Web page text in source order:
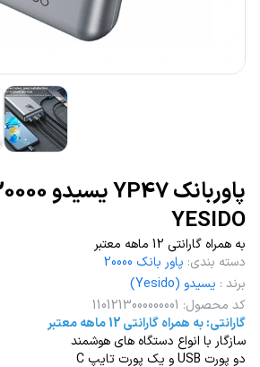
YESIDO
به همراه گارانتی 12 ماهه معتبر
دسته بندی: پاور بانک 20000
برند : یسیدو (Yesido)
کد محصول:
1101213000000001
گارانتی: به همراه گارانتی 12 ماهه معتبر
سازگار با انواع دستگاه های هوشمند
دو پورت USB و یک پورت تایپ C